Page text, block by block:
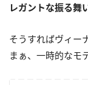
レガントな振る舞
そうすればヴィー
まぁ、一時的なモ